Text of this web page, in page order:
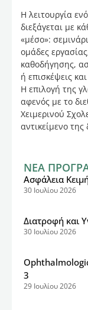
Η λειτουργία
διεξάγεται με
«μέσο»:
ομάδες
καθοδήγησης,
ή επισκέψεις
Η επιλογή της
αφενός με το
Χειμερινού
αντικείμενο της
ΝΕΑ
Ασφάλεια
30 Ιουλίου 2026
Διατροφή και
30 Ιουλίου 2026
3
29 Ιουλίου 2026